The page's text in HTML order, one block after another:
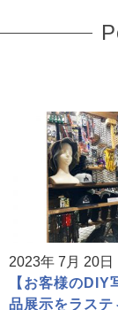
2023年 7月 20日
【お客様のDIY
品展示をラステ